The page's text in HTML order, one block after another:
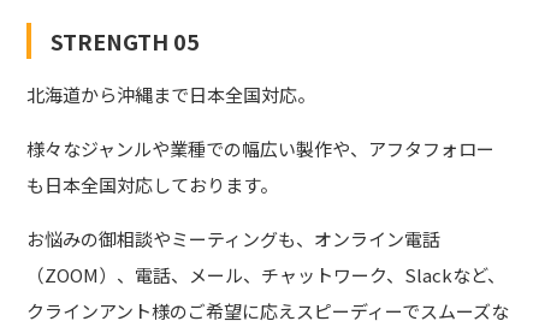
STRENGTH 05
北海道から沖縄まで日本全国対応。
様々なジャンルや業種での幅広い製作や、アフタフォロー
も日本全国対応しております。
お悩みの御相談やミーティングも、オンライン電話
（ZOOM）、電話、メール、チャットワーク、Slackなど、
クラインアント様のご希望に応えスピーディーでスムーズな